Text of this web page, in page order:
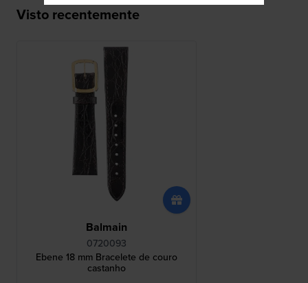
Visto recentemente
Balmain
0720093
Ebene 18 mm Bracelete de couro
castanho